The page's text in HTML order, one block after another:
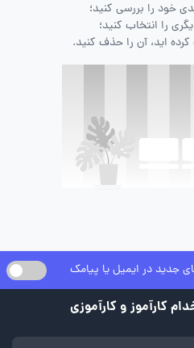
خود را بررسی کنید؛
را انتخاب کنید؛
کرده اید، آن را حذف کنید.
جدید در ایمیل یا پیامک
کارآموز و کارآموزی